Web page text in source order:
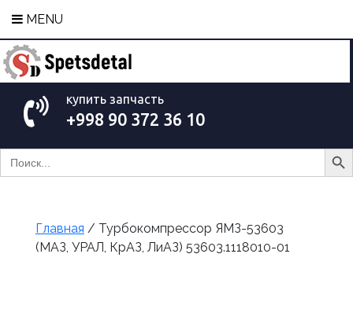
MENU
купить запчасть
+998 90 372 36 10
Search
for:
Search
Главная / Турбокомпрессор ЯМЗ-53603
(МАЗ, УРАЛ, КрАЗ, ЛиАЗ) 53603.1118010-01